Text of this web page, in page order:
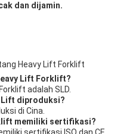
dan dijamin.
Heavy Lift Forklift
Lift Forklift?
adalah SLD.
Lift diproduksi?
di Cina.
memiliki sertifikasi?